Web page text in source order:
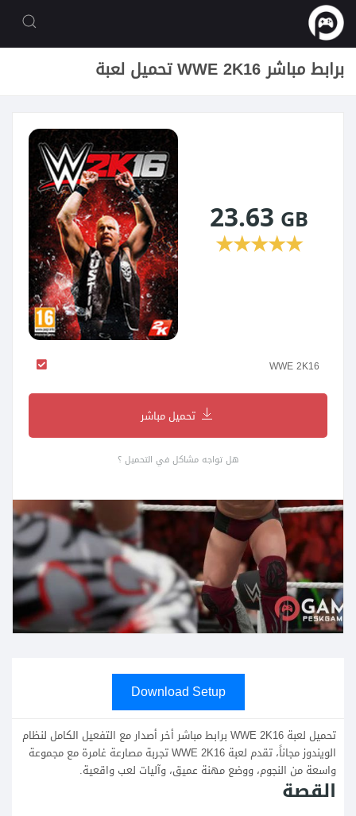
تحميل لعبة WWE 2K16 برابط مباشر
Download Setup
تحميل لعبة WWE 2K16 برابط مباشر أخر أصدار مع التفعيل الكامل لنظام
الويندوز مجاناً، تقدم لعبة WWE 2K16 تجربة مصارعة غامرة مع مجموعة
واسعة من النجوم، ووضع مهنة عميق، وآليات لعب واقعية.
القصة
23.63 GB
★★★★★
WWE 2K16
تحميل مباشر
هل تواجه مشاكل في التحميل ؟